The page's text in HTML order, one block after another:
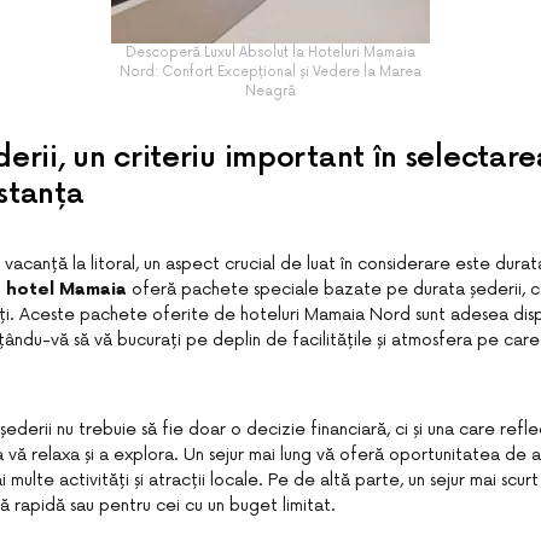
Descoperă Luxul Absolut la Hoteluri Mamaia
Nord: Confort Excepțional și Vedere la Marea
Neagră
un criteriu important în
la litoral, un aspect crucial de luat în considerare este
hotel Mamaia oferă pachete speciale bazate pe durata șederii,
Aceste pachete oferite de hoteluri Mamaia Nord sunt adesea
vă să vă bucurați pe deplin de facilitățile și atmosfera pe
nu trebuie să fie doar o decizie financiară, ci și una care
vă relaxa și a explora. Un sejur mai lung vă oferă oportunitatea de
multe activități și atracții locale. Pe de altă parte, un sejur mai
rapidă sau pentru cei cu un buget limitat.